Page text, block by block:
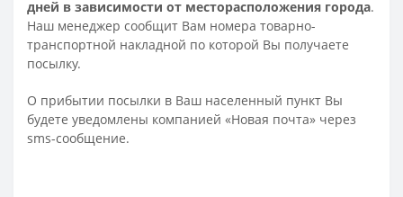
дней в зависимости от месторасположения города.
Наш менеджер сообщит Вам номера товарно-
транспортной накладной по которой Вы получаете
посылку.
О прибытии посылки в Ваш населенный пункт Вы
будете уведомлены компанией «Новая почта» через
sms-сообщение.